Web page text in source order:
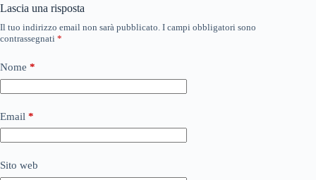
Lascia una risposta
Il tuo indirizzo email non sarà pubblicato. I campi obbligatori sono
contrassegnati *
Nome *
Email *
Sito web